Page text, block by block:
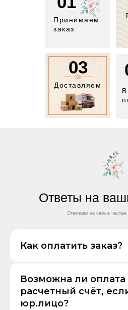
Принимаем
заказ
03
Доставляем
Ответы на
Отвечаем на самые
Как оплатить заказ?
Возможна ли оплата
расчетный счёт,
юр.лицо?